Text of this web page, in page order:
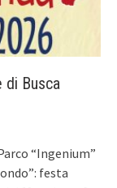
di Busca
“Ingenium”
festa